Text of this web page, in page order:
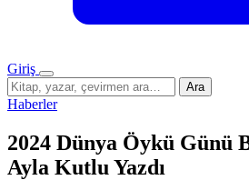
Giriş
Menü
Sitede
ara
Ara
Haberler
2024 Dünya Öykü Günü
Ayla Kutlu Yazdı